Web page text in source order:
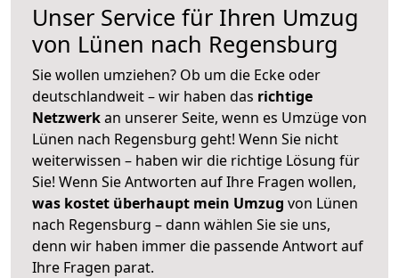
Unser Service für Ihren Umzug
von Lünen nach Regensburg
Sie wollen umziehen? Ob um die Ecke oder
deutschlandweit – wir haben das richtige
Netzwerkan unserer Seite, wenn es Umzüge von
Lünen nach Regensburg geht! Wenn Sie nicht
weiterwissen – haben wir die richtige Lösung für
Sie! Wenn Sie Antworten auf Ihre Fragen wollen,
was kostet überhaupt mein Umzug von Lünen
nach Regensburg – dann wählen Sie sie uns,
denn wir haben immer die passende Antwort auf
Ihre Fragen parat.